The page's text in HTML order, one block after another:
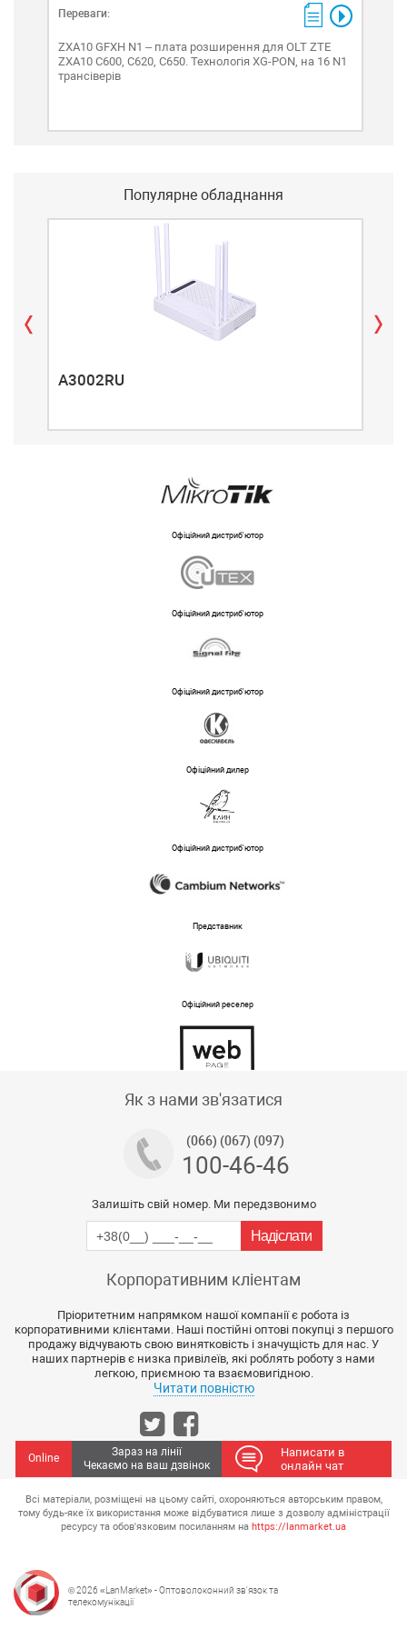
Переваги:
ZXA10 GFXH N1 – плата розширення для OLT ZTE
ZXA10 C600, C620, C650. Технологія XG-PON, на 16 N1
трансіверів
Популярне обладнання
A3002RU
Офіційний дистриб'ютор
Офіційний дистриб'ютор
Офіційний дистриб'ютор
Офіційний дилер
Офіційний дистриб'ютор
Представник
Офіційний реселер
Як з нами зв'язатися
(066) (067) (097)
100-46-46
Залишіть свій номер. Ми передзвонимо
Корпоративним кліентам
Пріоритетним напрямком нашої компанії є робота із
корпоративними клієнтами. Наші постійні оптові покупці з першого
продажу відчувають свою винятковість і значущість для нас. У
наших партнерів є низка привілеїв, які роблять роботу з нами
легкою, приємною та взаємовигідною.
Читати повністю
Online
Зараз на лінії
Чекаємо на ваш дзвінок
Написати в
онлайн чат
© 2026 «LanMarket» - Оптоволоконний зв'язок та
телекомунікації
Всі матеріали, розміщені на цьому сайті, охороняються авторським правом,
тому будь-яке їх використання може відбуватися лише з дозволу адміністрації
ресурсу та обов'язковим посиланням на https://lanmarket.ua